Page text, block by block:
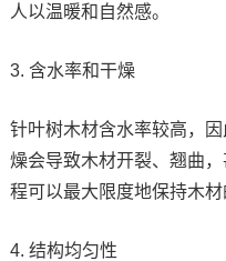
人以温暖和自然感。
3. 含水率和干燥
针叶树木材含水率较高，
燥会导致木材开裂、翘曲
程可以最大限度地保持木材
4. 结构均匀性